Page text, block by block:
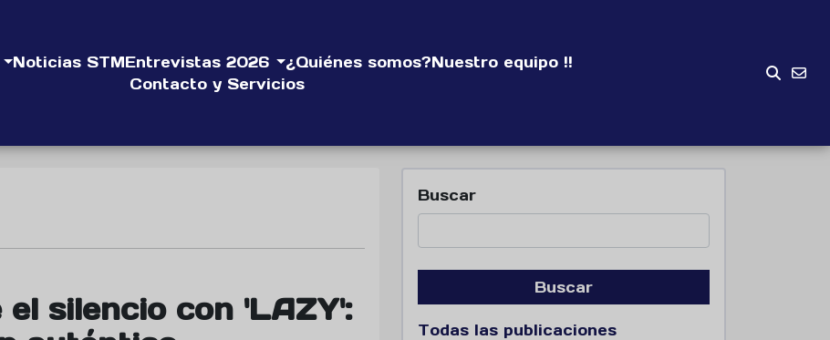
Noticias STMEntrevistas 2026 ¿Quiénes somos?Nuestro equipo !!
Contacto y Servicios
silencio con 'LAZY':
Buscar
Buscar
Todas las publicaciones